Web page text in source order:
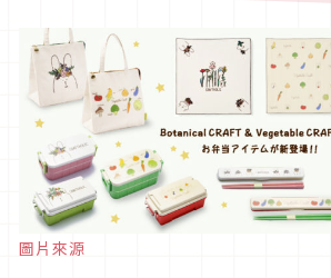
圖片來源